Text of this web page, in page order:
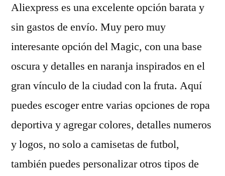
Aliexpress es una excelente opción barata y
sin gastos de envío. Muy pero muy
interesante opción del Magic, con una base
oscura y detalles en naranja inspirados en el
gran vínculo de la ciudad con la fruta. Aquí
puedes escoger entre varias opciones de ropa
deportiva y agregar colores, detalles numeros
y logos, no solo a camisetas de futbol,
también puedes personalizar otros tipos de